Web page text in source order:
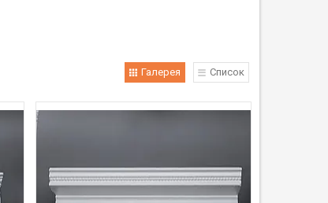
Галерея Список